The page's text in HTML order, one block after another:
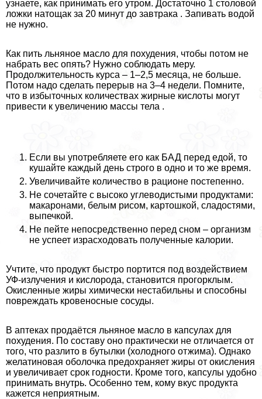
узнаете, как принимать его утром. Достаточно 1 столовой
ложки натощак за 20 минут до завтpaка . Запивать водой
не нужно.
Как пить льняное масло для похудения, чтобы потом не
набрать вес опять? Нужно соблюдать меру.
Продолжительность курса – 1–2,5 месяца, не больше.
Потом надо сделать перерыв на 3–4 недели. Помните,
что в избыточных количествах жирные кислоты могут
привести к увеличению массы тела .
Если вы употрeбляете его как БАД перед едой, то
кушайте каждый день строго в одно и то же время.
Увеличивайте количество в рационе постепенно.
Не сочетайте с высоко углеводистыми продуктами:
макаронами, белым рисом, картошкой, сладостями,
выпечкой.
Не пейте непосредственно перед сном – организм
не успеет израсходовать полученные калории.
Учтите, что продукт быстро портится под воздействием
УФ-излучения и кислорода, становится прогорклым.
Окисленные жиры химически нестабильны и способны
повреждать кровеносные сосуды.
В аптеках продаётся льняное масло в капсулах для
похудения. По составу оно пpaктически не отличается от
того, что разлито в бутылки (холодного отжима). Однако
желатиновая оболочка пpeдoxpaняет жиры от окисления
и увеличивает срок годности. Кроме того, капсулы удобно
принимать внутрь. Особенно тем, кому вкус продукта
кажется неприятным.